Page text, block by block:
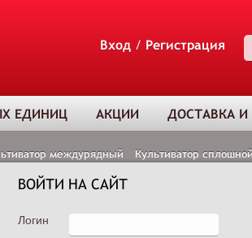
Вход / Регистрация
ЕДИНИЦ АКЦИИ ДОСТАВКА И
междурядный Культиватор сплошной
ВОЙТИ НА САЙТ
Логин